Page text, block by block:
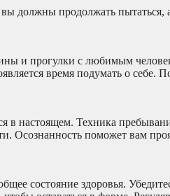
должны продолжать пытаться,
и прогулки с любимым
время подумать о себе.
в настоящем. Техника
Осознанность поможет вам
состояние здоровья.